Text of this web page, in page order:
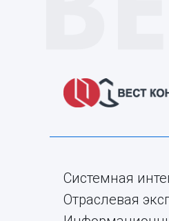
Системная
Отраслевая